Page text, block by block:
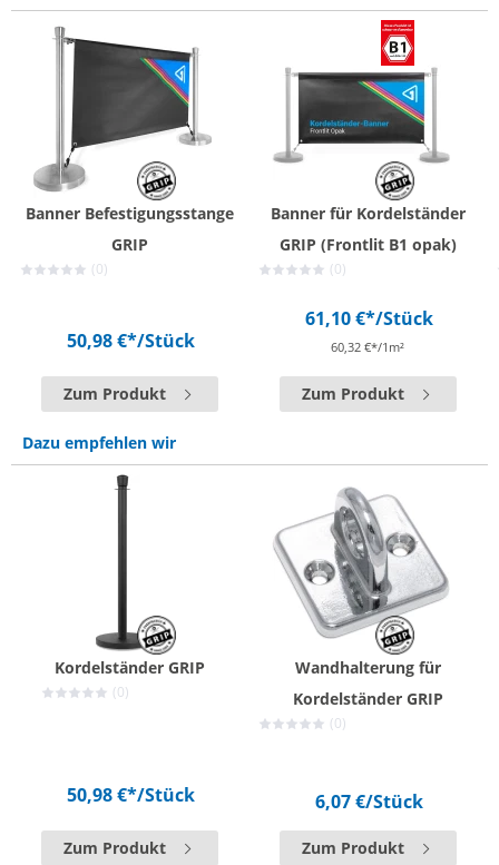
Banner Befestigungsstange
GRIP
(0)
50,98 €*/Stück
Zum Produkt
Banner für Kordelständer
GRIP (Frontlit B1 opak)
(0)
61,10 €*/Stück
60,32 €*/1m²
Zum Produkt
Dazu empfehlen wir
Kordelständer GRIP
(0)
50,98 €*/Stück
Zum Produkt
Wandhalterung für
Kordelständer GRIP
(0)
6,07 €/Stück
Zum Produkt